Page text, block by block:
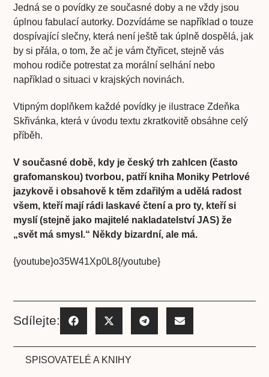
Jedná se o povídky ze současné doby a ne vždy jsou
úplnou fabulací autorky. Dozvídáme se například o touze
dospívající slečny, která není ještě tak úplně dospělá, jak
by si přála, o tom, že ač je vám čtyřicet, stejně vás
mohou rodiče potrestat za morální selhání nebo
například o situaci v krajských novinách.
Vtipným doplňkem každé povídky je ilustrace Zdeňka
Skřivánka, která v úvodu textu zkratkovitě obsáhne celý
příběh.
V současné době, kdy je český trh zahlcen (často
grafomanskou) tvorbou, patří kniha Moniky Petrlové
jazykově i obsahově k těm zdařilým a udělá radost
všem, kteří mají rádi laskavé čtení a pro ty, kteří si
myslí (stejně jako majitelé nakladatelství JAS) že
„svět má smysl.“ Někdy bizardní, ale má.
{youtube}o35W41Xp0L8{/youtube}
Sdílejte:
SPISOVATELÉ A KNIHY